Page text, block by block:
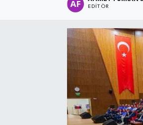
EDITÖR